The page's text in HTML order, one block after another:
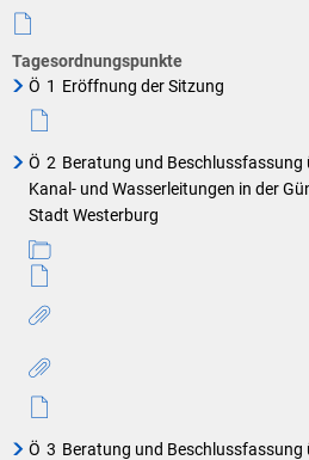
Tagesordnungspunkte
Ö 1 Eröffnung der Sitzung
Ö 2 Beratung und Beschlussfassung
Kanal- und Wasserleitungen in der
Stadt Westerburg
Ö 3 Beratung und Beschlussfassung